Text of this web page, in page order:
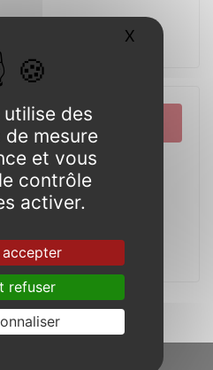
des
de mesure
et vous
contrôle
activer.
refuser
X Masquer